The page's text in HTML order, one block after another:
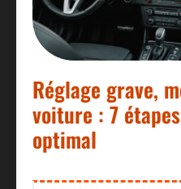
Réglage grave,
voiture : 7
optimal